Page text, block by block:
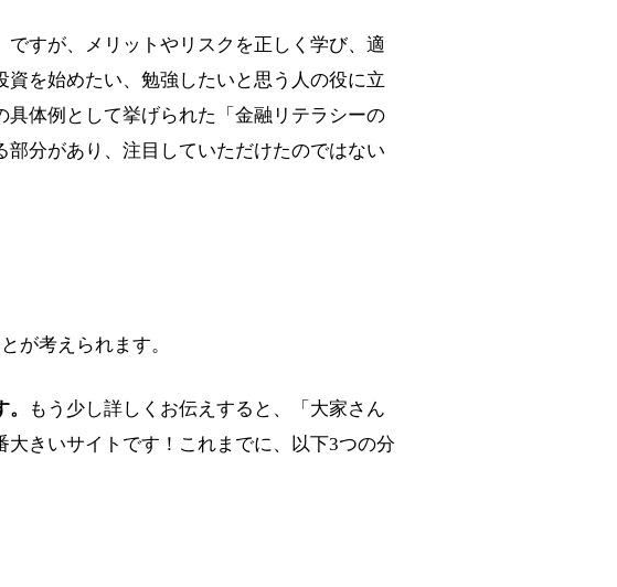
すが、メリットやリスクを正しく学び、適
を始めたい、勉強したいと思う人の役に立
体例として挙げられた「金融リテラシーの
分があり、注目していただけたのではない
が考えられます。
もう少し詳しくお伝えすると、「大家さん
きいサイトです！これまでに、以下3つの分